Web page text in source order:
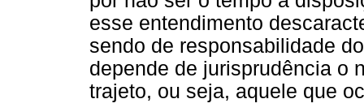
esse entendimento
sendo de responsabilidade
depende de jurisprudência o
trajeto, ou seja, aquele que